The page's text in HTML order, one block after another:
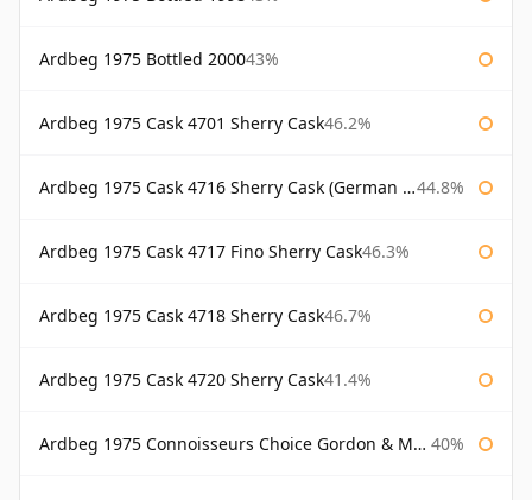
Ardbeg 1975 Bottled 200043%
Ardbeg 1975 Cask 4701 Sherry Cask46.2%
Ardbeg 1975 Cask 4716 Sherry Cask (German Market) 44.8%
Ardbeg 1975 Cask 4717 Fino Sherry Cask46.3%
Ardbeg 1975 Cask 4718 Sherry Cask46.7%
Ardbeg 1975 Cask 4720 Sherry Cask41.4%
Ardbeg 1975 Connoisseurs Choice Gordon & Macphail 40%